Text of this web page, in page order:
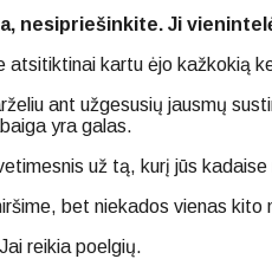
nesipriešinkite. Ji
atsitiktinai kartu ėjo kažkokią
ant užgesusių jausmų
yra galas.
už tą, kurį jūs
bet niekados vienas kito
reikia poelgių.